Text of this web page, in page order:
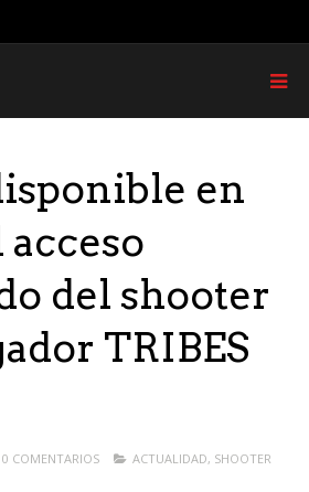
en
acceso
del shooter
TRIBES
0 COMENTARIOS ACTUALIDAD, SHOOTER